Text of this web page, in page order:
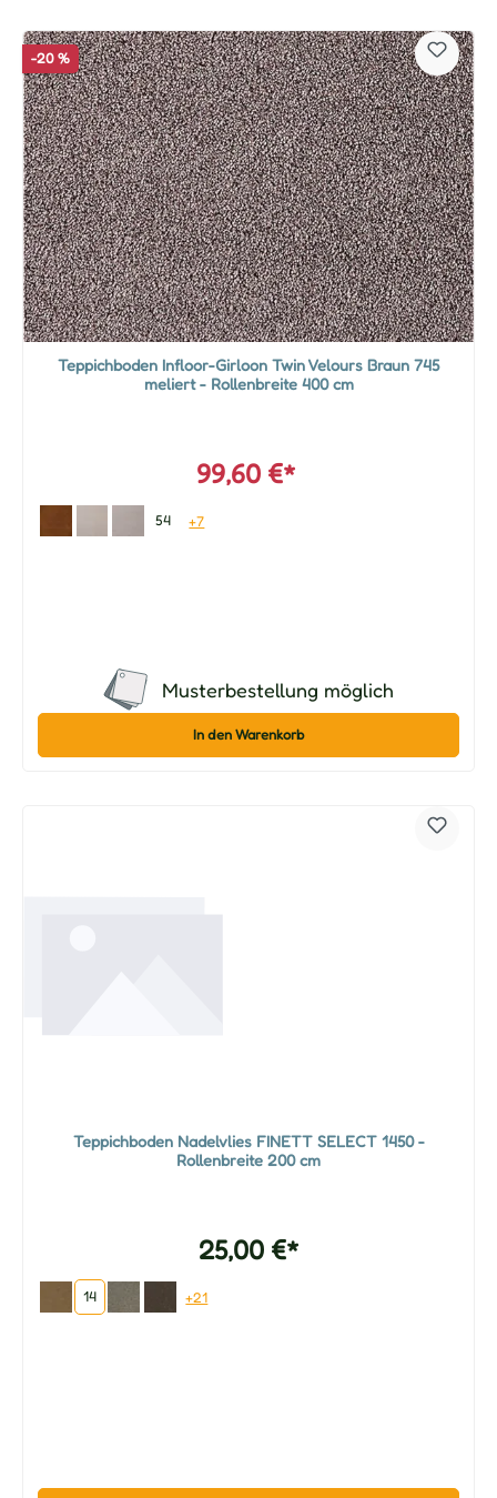
-20 %
Teppichboden Infloor-Girloon Twin Velours Braun 745
meliert - Rollenbreite 400 cm
99,60 €*
54 +7
Musterbestellung möglich
In den Warenkorb
Teppichboden Nadelvlies FINETT SELECT 1450 -
Rollenbreite 200 cm
25,00 €*
14 +21